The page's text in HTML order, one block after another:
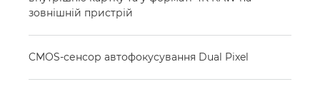
зовнішній пристрій
CMOS-сенсор автофокусування Dual Pixel